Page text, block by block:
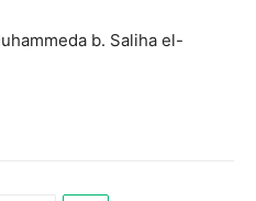
b. Saliha el-